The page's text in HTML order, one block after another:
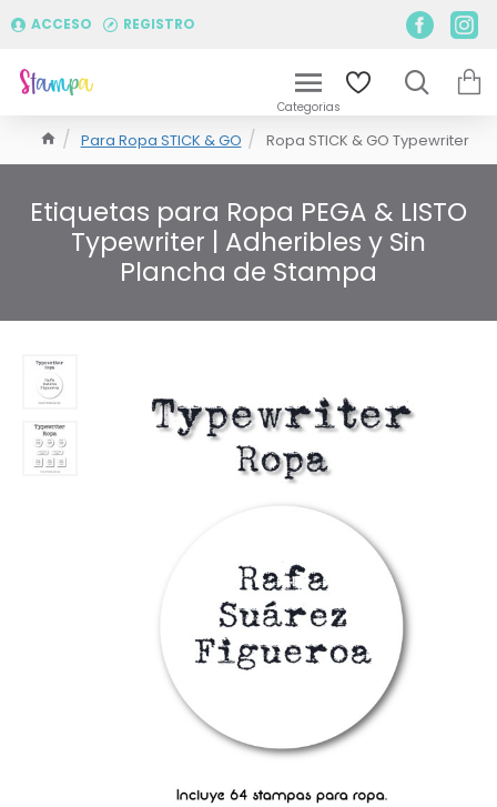
ACCESO REGISTRO
Para Ropa STICK & GO Ropa STICK & GO Typewriter
Etiquetas para Ropa PEGA & LISTO
Typewriter | Adheribles y Sin
Plancha de Stampa